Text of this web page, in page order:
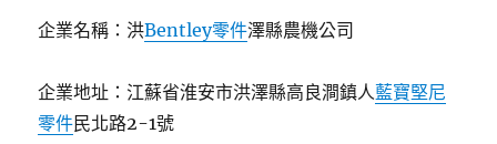
企業名稱：洪Bentley零件澤縣農機公司
企業地址：江蘇省淮安市洪澤縣高良澗鎮人藍寶堅尼
零件民北路2-1號